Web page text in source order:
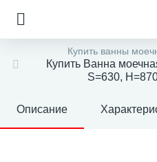
Купить ванны
Купить Ванна
S=630,
Описание